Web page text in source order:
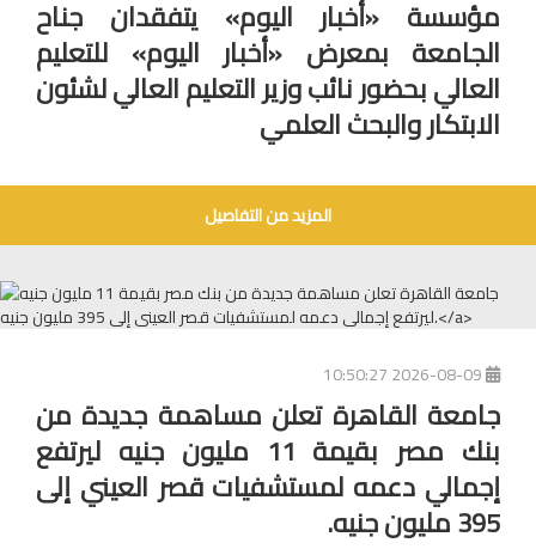
مؤسسة «أخبار اليوم» يتفقدان جناح
الجامعة بمعرض «أخبار اليوم» للتعليم
العالي بحضور نائب وزير التعليم العالي لشئون
الابتكار والبحث العلمي
المزيد من التفاصيل
جامعة القاهرة تعلن مساهمة جديدة من
بنك مصر بقيمة 11 مليون جنيه ليرتفع
إجمالي دعمه لمستشفيات قصر العيني إلى
395 مليون جنيه.